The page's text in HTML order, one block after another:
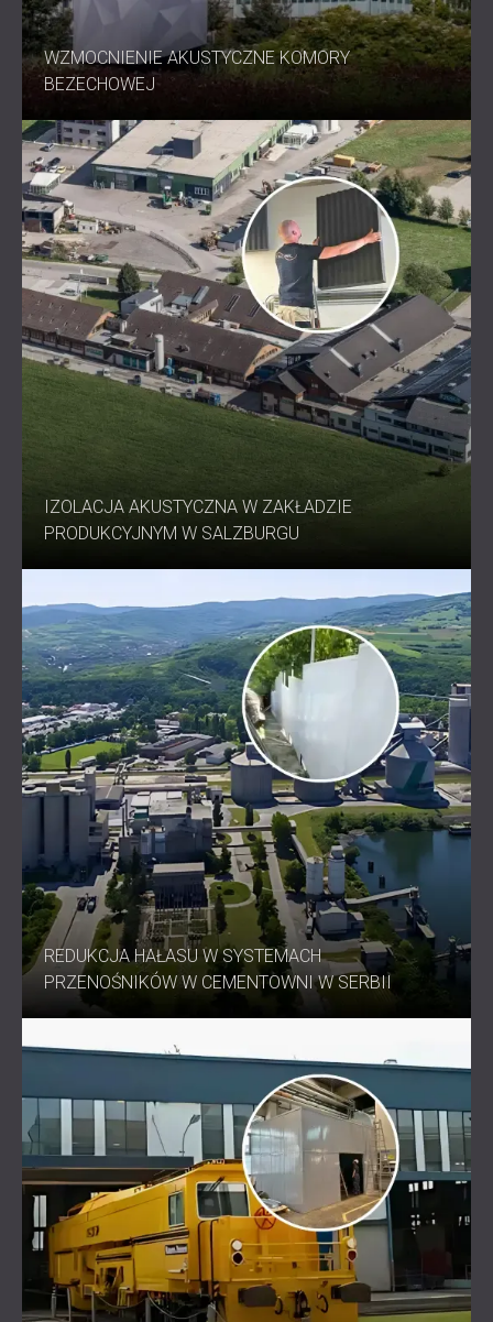
WZMOCNIENIE AKUSTYCZNE KOMORY
BEZECHOWEJ
IZOLACJA AKUSTYCZNA W ZAKŁADZIE
PRODUKCYJNYM W SALZBURGU
REDUKCJA HAŁASU W SYSTEMACH
PRZENOŚNIKÓW W CEMENTOWNI W SERBII